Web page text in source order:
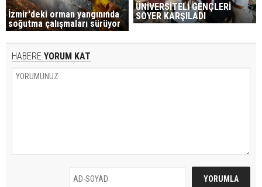
İzmir'deki orman yangınında
soğutma çalışmaları sürüyor
ÜNİVERSİTELİ GENÇLERİ
SOYER KARŞILADI
HABERE YORUM KAT